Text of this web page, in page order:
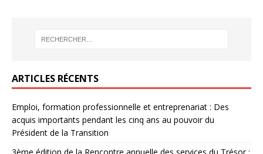
ARTICLES RÉCENTS
Emploi, formation professionnelle et entreprenariat : Des
acquis importants pendant les cinq ans au pouvoir du
Président de la Transition